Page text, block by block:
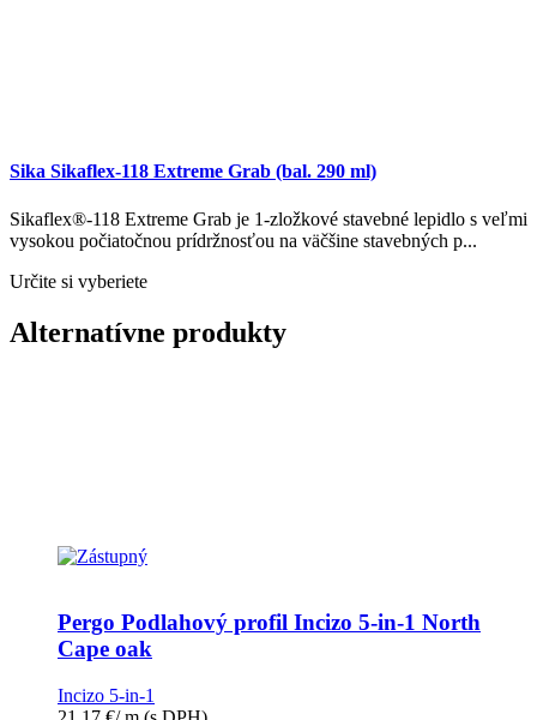
Sika Sikaflex-118 Extreme Grab (bal. 290 ml)
Sikaflex®-118 Extreme Grab je 1-zložkové stavebné lepidlo s veľmi
vysokou počiatočnou prídržnosťou na väčšine stavebných p...
Určite si vyberiete
Alternatívne produkty
Pergo Podlahový profil Incizo 5-in-1 North
Cape oak
Incizo 5-in-1